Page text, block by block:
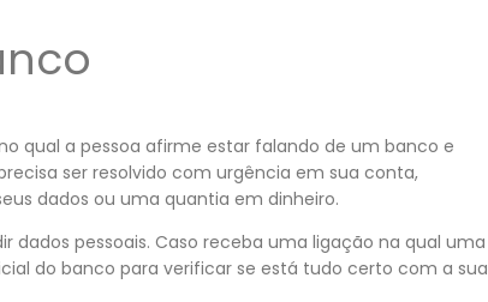
qual a pessoa afirme estar falando de um banco e
ser resolvido com urgência em sua conta,
dados ou uma quantia em dinheiro.
pessoais. Caso receba uma ligação na qual uma
do banco para verificar se está tudo certo com a sua